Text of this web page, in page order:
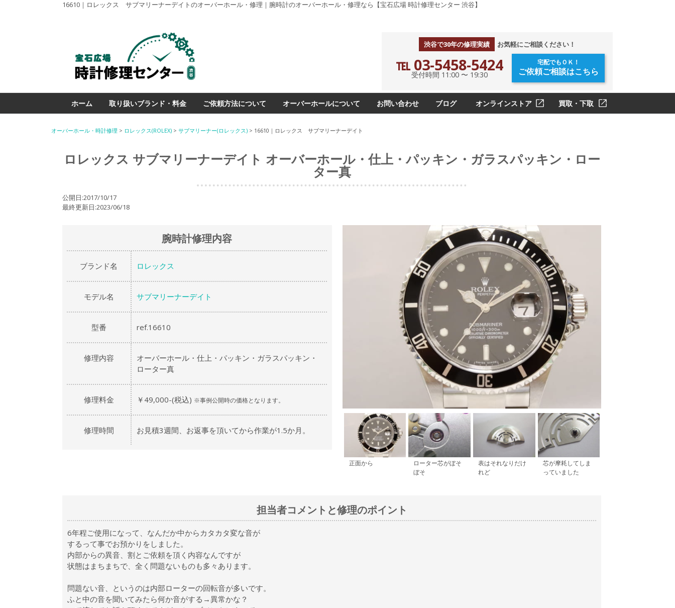
16610｜ロレックス サブマリーナーデイトのオーバーホール・修理｜腕時計のオーバーホール・修理なら【宝石広場 時計修理センター 渋谷】
渋谷で30年の修理実績 お気軽にご相談ください！
℡ 03-5458-5424
受付時間 11:00 〜 19:30
宅配でもＯＫ！
ご依頼ご相談はこちら
ホーム 取り扱いブランド・料金 ご依頼方法について オーバーホールについて お問い合わせ ブログ オンラインストア 買取・下取
オーバーホール・時計修理 > ロレックス(ROLEX) > サブマリーナー(ロレックス) > 16610｜ロレックス サブマリーナーデイト
ロレックス サブマリーナーデイト オーバーホール・仕上・パッキン・ガラスパッキン・ロー
ター真
公開日:2017/10/17
最終更新日:2023/06/18
腕時計修理内容
ブランド名 ロレックス
モデル名 サブマリーナーデイト
型番 ref.16610
修理内容
オーバーホール・仕上・パッキン・ガラスパッキン・
ローター真
修理料金 ￥49,000-(税込) ※事例公開時の価格となります。
修理時間 お見積3週間、お返事を頂いてから作業が1.5か月。
正面から
ローター芯がぼそ
ぼそ
表はそれなりだけ
れど
芯が摩耗してしま
っていました
担当者コメントと修理のポイント
6年程ご使用になって、なんだか中からカタカタ変な音が
するって事でお預かりをしました。
内部からの異音、割とご依頼を頂く内容なんですが
状態はまちまちで、全く問題ないものも多々あります。
問題ない音、というのは内部ローターの回転音が多いです。
ふと中の音を聞いてみたら何か音がする→異常かな？